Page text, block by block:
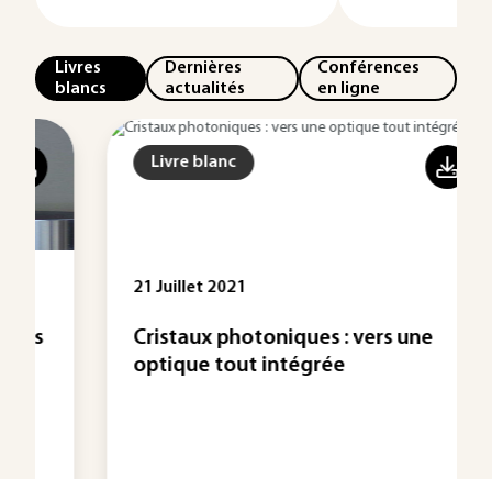
Livres
blancs
Dernières
actualités
Conférences
en ligne
Livre blanc
21 Juillet 2021
Cristaux photoniques : vers une
optique tout intégrée